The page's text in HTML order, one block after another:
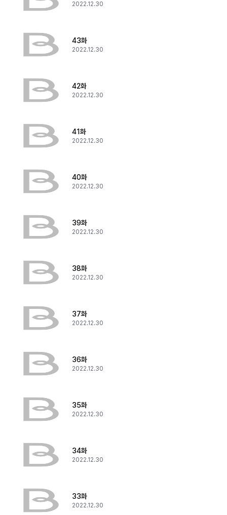
2022.12.30
43화
2022.12.30
42화
2022.12.30
41화
2022.12.30
40화
2022.12.30
39화
2022.12.30
38화
2022.12.30
37화
2022.12.30
36화
2022.12.30
35화
2022.12.30
34화
2022.12.30
33화
2022.12.30